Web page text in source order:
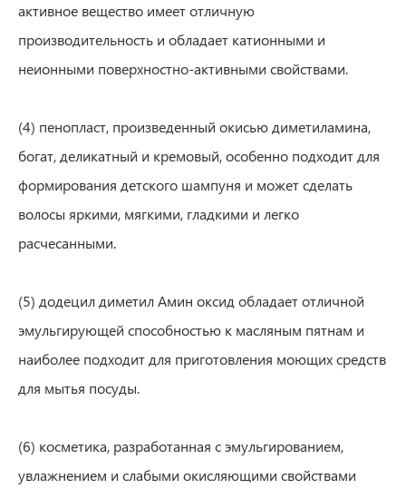
активное вещество имеет отличную
производительность и обладает катионными и
неионными поверхностно-активными свойствами.
(4) пенопласт, произведенный окисью диметиламина,
богат, деликатный и кремовый, особенно подходит для
формирования детского шампуня и может сделать
волосы яркими, мягкими, гладкими и легко
расчесанными.
(5) додецил диметил Амин оксид обладает отличной
эмульгирующей способностью к масляным пятнам и
наиболее подходит для приготовления моющих средств
для мытья посуды.
(6) косметика, разработанная с эмульгированием,
увлажнением и слабыми окисляющими свойствами